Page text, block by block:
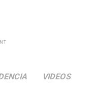
VIDEOS